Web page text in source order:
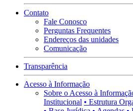
Contato
Fale Conosco
Perguntas Frequentes
Endereços das unidades
Comunicação
Transparência
Acesso à Informação
Sobre o Acesso à
Institucional • Estrutura